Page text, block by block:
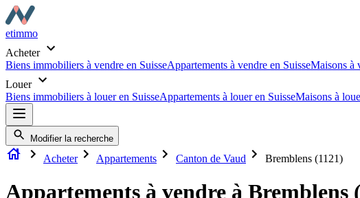
etimmo
Acheter
Biens immobiliers à vendre en SuisseAppartements à vendre en SuisseMaisons à
Louer
Biens immobiliers à louer en SuisseAppartements à louer en SuisseMaisons à
Modifier la recherche
Acheter Appartements Canton de Vaud Bremblens (1121)
Appartements à vendre à Bremblens